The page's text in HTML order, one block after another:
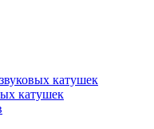
катушек
катушек